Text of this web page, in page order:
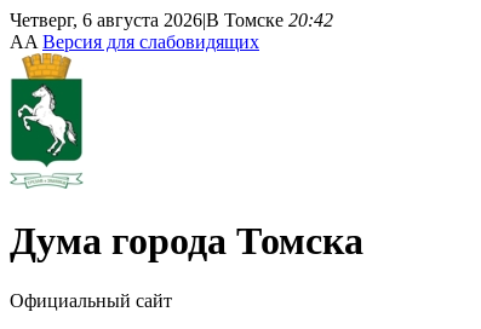
Четверг, 6 августа 2026|В Томске 20:42
AA Версия для слабовидящих
Дума города Томска
Официальный сайт